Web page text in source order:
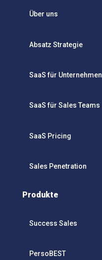
Über uns
Absatz Strategie
SaaS für Unternehmen
SaaS für Sales Teams
SaaS Pricing
Sales Penetration
Produkte
Success Sales
PersoBEST